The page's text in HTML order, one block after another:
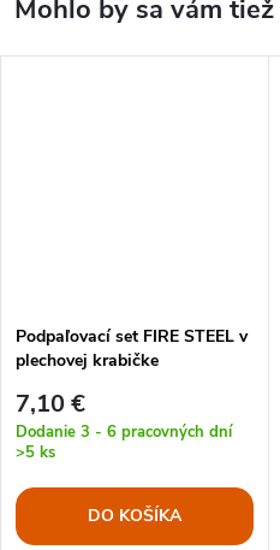
Podpaľovací set FIRE STEEL v
plechovej krabičke
7,10 €
Dodanie 3 - 6 pracovných dní
>5 ks
DO KOŠÍKA